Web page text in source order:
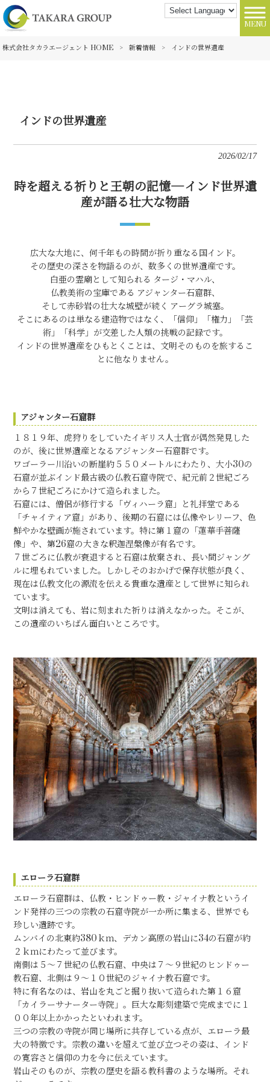
MENU
株式会社タカラエージェント HOME > 新着情報 > インドの世界遺産
インドの世界遺産
2026/02/17
時を超える祈りと王朝の記憶—インド世界遺
産が語る壮大な物語
広大な大地に、何千年もの時間が折り重なる国インド。
その歴史の深さを物語るのが、数多くの世界遺産です。
白亜の霊廟として知られる タージ・マハル、
仏教美術の宝庫である アジャンター石窟群、
そして赤砂岩の壮大な城壁が続く アーグラ城塞。
そこにあるのは単なる建造物ではなく、「信仰」「権力」「芸
術」「科学」が交差した人類の挑戦の記録です。
インドの世界遺産をひもとくことは、文明そのものを旅するこ
とに他なりません。
アジャンター石窟群
１８１９年、虎狩りをしていたイギリス人士官が偶然発見した
のが、後に世界遺産となる アジャンター石窟群です。
ワゴーラー川沿いの断崖約５５０メートルにわたり、大小30の
石窟が並ぶインド最古級の仏教石窟寺院で、紀元前２世紀ごろ
から７世紀ごろにかけて造られました。
石窟には、僧侶が修行する「ヴィハーラ窟」と礼拝堂である
「チャイティア窟」があり、後期の石窟には仏像やレリーフ、色
鮮やかな壁画が施されています。特に第１窟の「蓮華手菩薩
像」や、第26窟の大きな釈迦涅槃像が有名です。
７世ごろに仏教が衰退すると石窟は放棄され、長い間ジャング
ルに埋もれていました。しかしそのおかげで保存状態が良く、
現在は仏教文化の源流を伝える貴重な遺産として世界に知られ
ています。
文明は消えても、岩に刻まれた祈りは消えなかった。そこが、
この遺産のいちばん面白いところです。
エローラ石窟群
エローラ石窟群は、仏教・ヒンドゥー教・ジャイナ教というイ
ンド発祥の三つの宗教の石窟寺院が一か所に集まる、世界でも
珍しい遺跡です。
ムンバイの北東約380ｋｍ、デカン高原の岩山に34の石窟が約
２ｋｍにわたって並びます。
南側は５～７世紀の仏教石窟、中央は７～９世紀のヒンドゥー
教石窟、北側は９～１０世紀のジャイナ教石窟です。
特に有名なのは、岩山を丸ごと掘り抜いて造られた第１６窟
「カイラーサナーター寺院」。巨大な彫刻建築で完成までに１
００年以上かかったといわれます。
三つの宗教の寺院が同じ場所に共存している点が、エローラ最
大の特徴です。宗教の違いを超えて並び立つその姿は、インド
の寛容さと信仰の力を今に伝えています。
岩山そのものが、宗教の歴史を語る教科書のような場所。それ